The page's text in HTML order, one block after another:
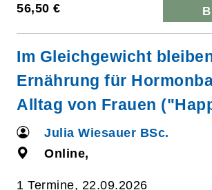
56,50 €
Im Gleichgewicht
Ernährung für
Alltag von Frauen
Julia Wiesauer BSc.
Online,
1 Termine, 22.09.2026